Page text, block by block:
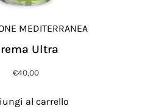
MEDITERRANEA
Ultra
€40,00
al carrello